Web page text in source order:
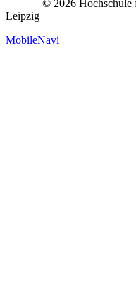
© 2026 Hochschule
Leipzig
MobileNavi